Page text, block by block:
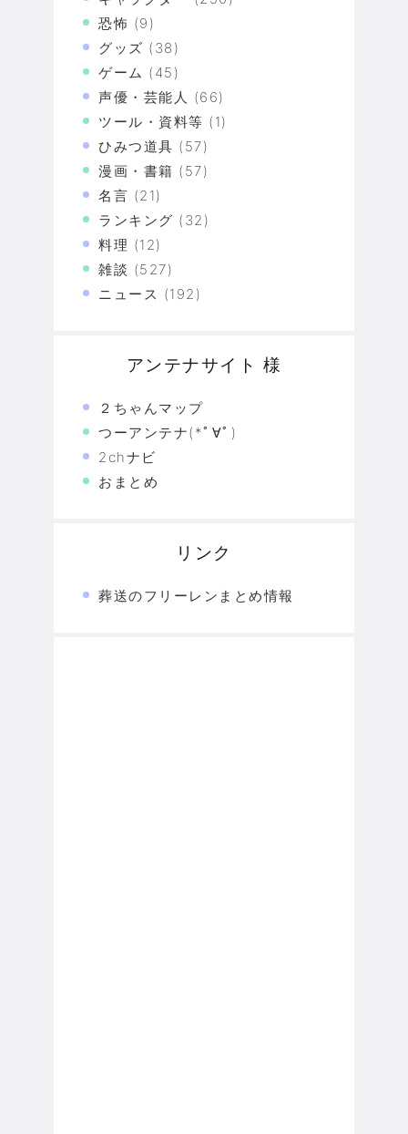
恐怖 (9)
グッズ (38)
ゲーム (45)
声優・芸能人 (66)
ツール・資料等 (1)
ひみつ道具 (57)
漫画・書籍 (57)
名言 (21)
ランキング (32)
料理 (12)
雑談 (527)
ニュース (192)
アンテナサイト 様
２ちゃんマップ
つーアンテナ(*ﾟ∀ﾟ)
2chナビ
おまとめ
リンク
葬送のフリーレンまとめ情報